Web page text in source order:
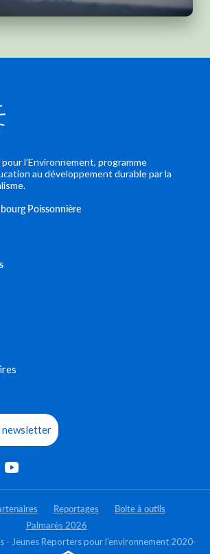
l’Environnement, programme
au développement durable par la
Poissonnière
newsletter
Reportages
Boite à outils
Palmarès 2026
- Jeunes Reporters pour l'environnement 2020-